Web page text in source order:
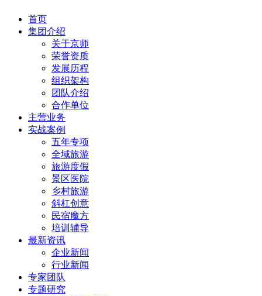
首页
集团介绍
关于京师
荣誉资质
发展历程
组织架构
团队介绍
合作单位
主营业务
实战案例
五年专项
全域旅游
旅游度假
景区医院
乡村旅游
斜杠创意
民宿魔方
培训辅导
最新资讯
企业新闻
行业新闻
专家团队
专题研究